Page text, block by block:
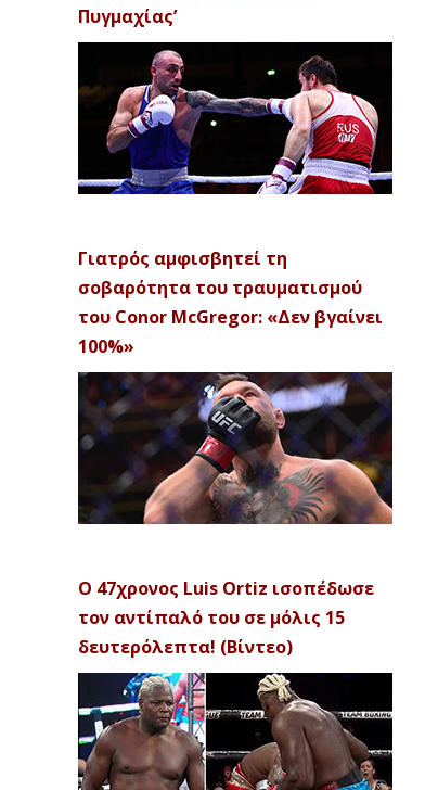
Πυγμαχίας’
Γιατρός αμφισβητεί τη
σοβαρότητα του τραυματισμού
του Conor McGregor: «Δεν βγαίνει
100%»
Ο 47χρονος Luis Ortiz ισοπέδωσε
τον αντίπαλό του σε μόλις 15
δευτερόλεπτα! (Βίντεο)